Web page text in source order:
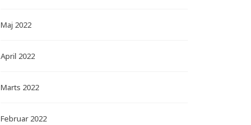
Maj 2022
April 2022
Marts 2022
Februar 2022